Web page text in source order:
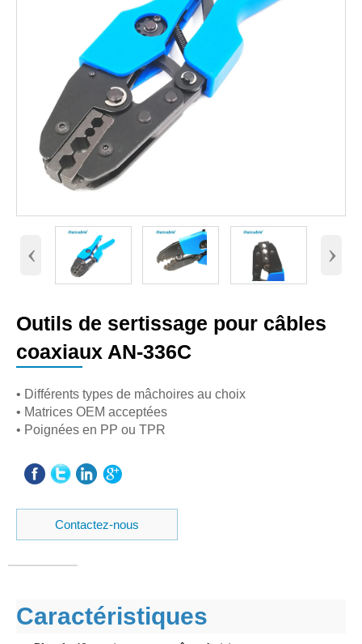
‹ ›
Outils de sertissage pour câbles
coaxiaux AN-336C
• Différents types de mâchoires au choix
• Matrices OEM acceptées
• Poignées en PP ou TPR
Contactez-nous
Caractéristiques